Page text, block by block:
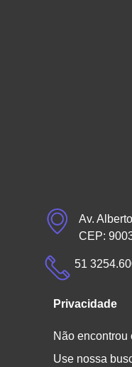
Av.
CEP:
51
Privacidade
Não encontrou
Use nossa